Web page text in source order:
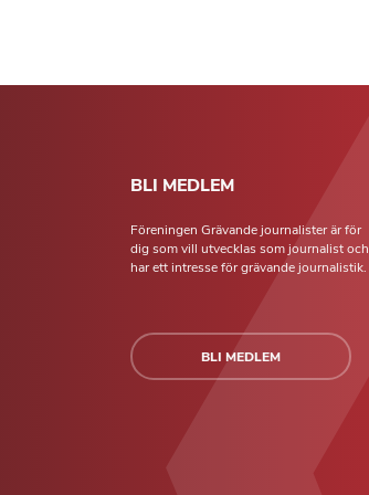
BLI MEDLEM
Föreningen Grävande journalister är för
dig som vill utvecklas som journalist och
har ett intresse för grävande journalistik.
BLI MEDLEM